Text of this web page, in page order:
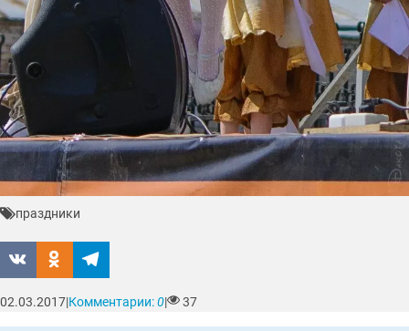
праздники
02.03.2017|Комментарии:0| 37